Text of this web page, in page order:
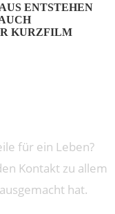
ENTSTEHEN
KURZFILM
für ein Leben?
Kontakt zu allem
hat.